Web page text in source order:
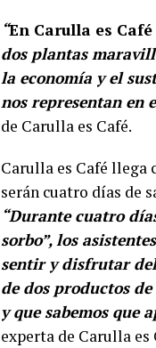
“En Carulla es Café
dos plantas
la economía y el
nos representan en
de Carulla es Café.
Carulla es Café llega
serán cuatro días de
“Durante cuatro
sorbo”, los
sentir y disfrutar
de dos productos
y que sabemos que
experta de Carulla es